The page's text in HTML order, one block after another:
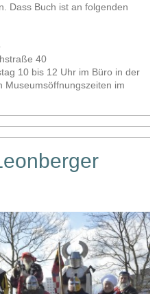
Dass Buch ist an folgenden
40
10 bis 12 Uhr im Büro in der
Museumsöffnungszeiten im